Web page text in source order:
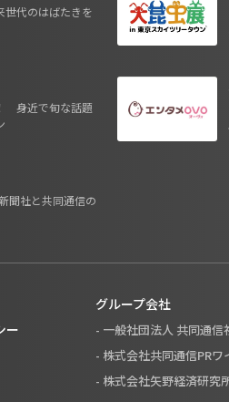
世代のはばたきを
身近で旬な話題
聞社と共同通信の
ー
グループ会社
- 一般社団法人 共同通信
- 株式会社共同通信PRワ
- 株式会社矢野経済研究